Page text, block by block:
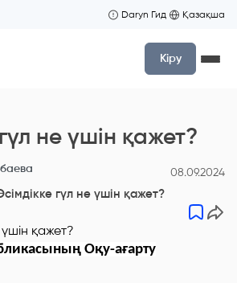
Daryn Гид Қазақша
Кіру
не үшін қажет?
08.09.2024
гүл не үшін қажет?
Оқу-ағарту